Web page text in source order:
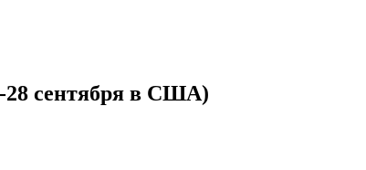
28 сентября в США)